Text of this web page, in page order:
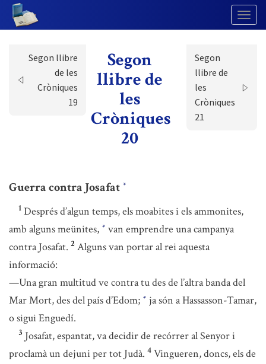
Segon llibre
de les
Cròniques
19
Segon
llibre de
les
Cròniques
20
Segon
llibre de
les
Cròniques
21
Guerra contra Josafat *
1 Després d’algun temps, els moabites i els ammonites,
amb alguns meünites, * van emprendre una campanya
contra Josafat. 2 Alguns van portar al rei aquesta
informació:
—Una gran multitud ve contra tu des de l’altra banda del
Mar Mort, des del país d’Edom; * ja són a Hassasson-Tamar,
o sigui Enguedí.
3 Josafat, espantat, va decidir de recórrer al Senyor i
proclamà un dejuni per tot Judà. 4 Vingueren, doncs, els de